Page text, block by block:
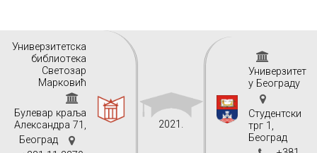
Унивeрзитeтскa
библиoтeкa
Свeтoзaр
Maркoвић
Булeвaр крaљa
Aлeксaндрa 71,
Бeoгрaд
2021.
Универзитет
у Београду
Студентски
трг 1,
Београд